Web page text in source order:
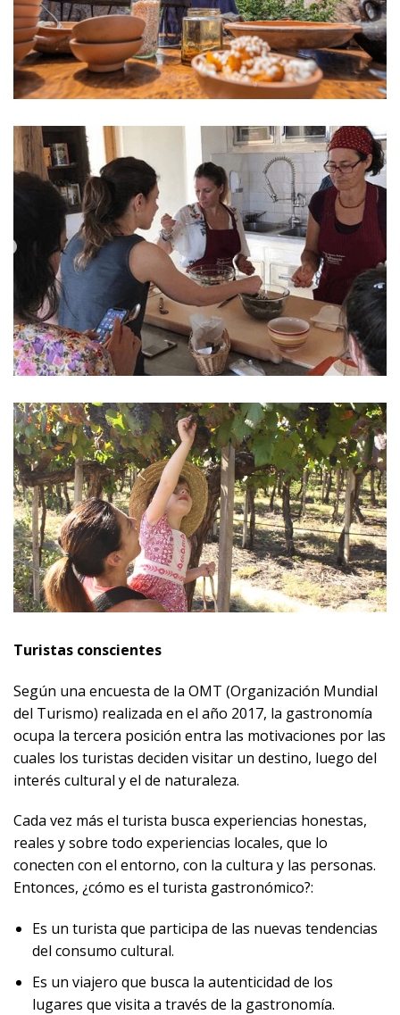
Turistas conscientes
Según una encuesta de la OMT (Organización Mundial
del Turismo) realizada en el año 2017, la gastronomía
ocupa la tercera posición entra las motivaciones por las
cuales los turistas deciden visitar un destino, luego del
interés cultural y el de naturaleza.
Cada vez más el turista busca experiencias honestas,
reales y sobre todo experiencias locales, que lo
conecten con el entorno, con la cultura y las personas.
Entonces, ¿cómo es el turista gastronómico?:
Es un turista que participa de las nuevas tendencias
del consumo cultural.
Es un viajero que busca la autenticidad de los
lugares que visita a través de la gastronomía.